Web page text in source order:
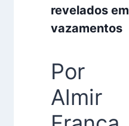
revelados em
vazamentos
Por
Almir